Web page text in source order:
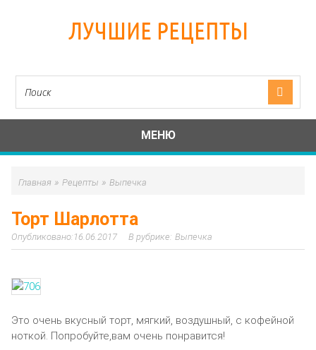
ЛУЧШИЕ РЕЦЕПТЫ
МЕНЮ
Главная » Рецепты » Выпечка
Торт Шарлотта
16.06.2017 Выпечка
Это очень вкусный торт, мягкий, воздушный, с кофейной
ноткой. Попробуйте,вам очень понравится!